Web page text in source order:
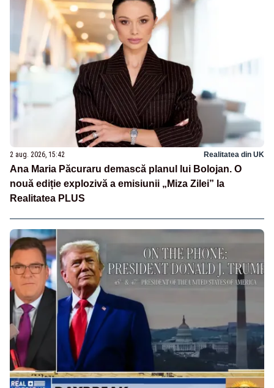
2 aug. 2026, 15:42 Realitatea din UK
Ana Maria Păcuraru demască planul lui Bolojan. O
nouă ediție explozivă a emisiunii „Miza Zilei” la
Realitatea PLUS